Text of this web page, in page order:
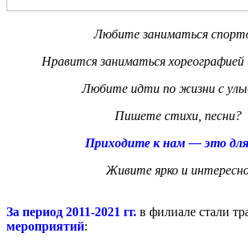
Любите заниматься
Нравится заниматься хореографией
Любите идти по жизни с
Пишете стихи, песни?
Приходите к нам— это
Живите ярко и
За период 2011-2021 гг. в филиале стали
мероприятий: